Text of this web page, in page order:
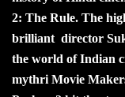
2: The Rule. The
brilliant director
the world of Indian
mythri Movie